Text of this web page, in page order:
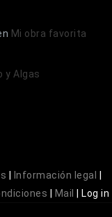
Mi obra favorita
y Algas
Información legal
Mail Log in